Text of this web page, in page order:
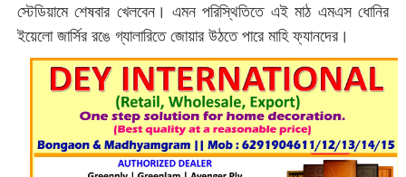
স্টেডিয়ামে শেষবার খেলবেন। এমন পরিস্থিতিতে এই মাঠ এমএস ধোনির
ইয়েলো জার্সির রঙে গ্যালারিতে জোয়ার উঠতে পারে মাহি ফ্যানদের।